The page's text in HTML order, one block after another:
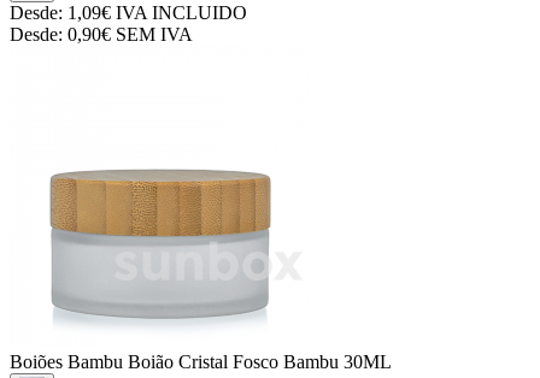
Desde: 1,09€ IVA INCLUIDO
Desde: 0,90€ SEM IVA
Boiões Bambu Boião Cristal Fosco Bambu 30ML